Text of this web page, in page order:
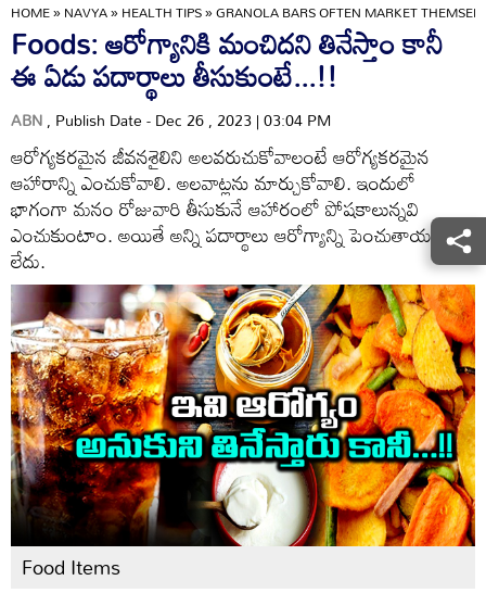
HOME»NAVYA»HEALTH TIPS»GRANOLA BARS OFTEN MARKET
Foods: ఆరోగ్యానికి మంచిదని తినేస్తాం కానీ
ఈ ఏడు పదార్థాలు తీసుకుంటే...!!
ABN, Publish Date - Dec 26 , 2023 | 03:04 PM
ఆరోగ్యకరమైన జీవనశైలిని అలవరుచుకోవాలంటే ఆరోగ్యకరమైన
ఆహారాన్ని ఎంచుకోవాలి. అలవాట్లను మార్చుకోవాలి. ఇందులో
భాగంగా మనం రోజువారి తీసుకునే ఆహారంలో పోషకాలున్నవి
ఎంచుకుంటాం. అయితే అన్ని పదార్థాలు ఆరోగ్యాన్ని పెంచుతాయని
లేదు.
Food Items